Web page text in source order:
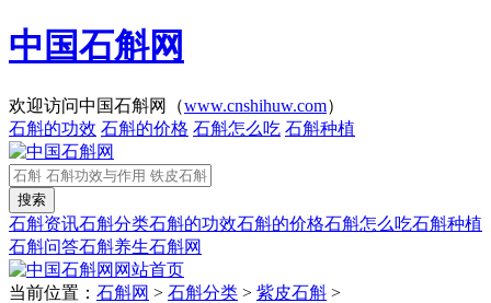
中国石斛网
欢迎访问中国石斛网（www.cnshihuw.com）
石斛的功效 石斛的价格 石斛怎么吃 石斛种植
石斛资讯石斛分类石斛的功效石斛的价格石斛怎么吃石斛种植
石斛问答石斛养生石斛网
网站首页
当前位置： 石斛网 > 石斛分类 > 紫皮石斛 >